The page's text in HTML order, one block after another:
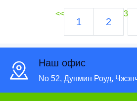
<<
1 2
3
Наш офис
No 52, Дунмин Роуд,